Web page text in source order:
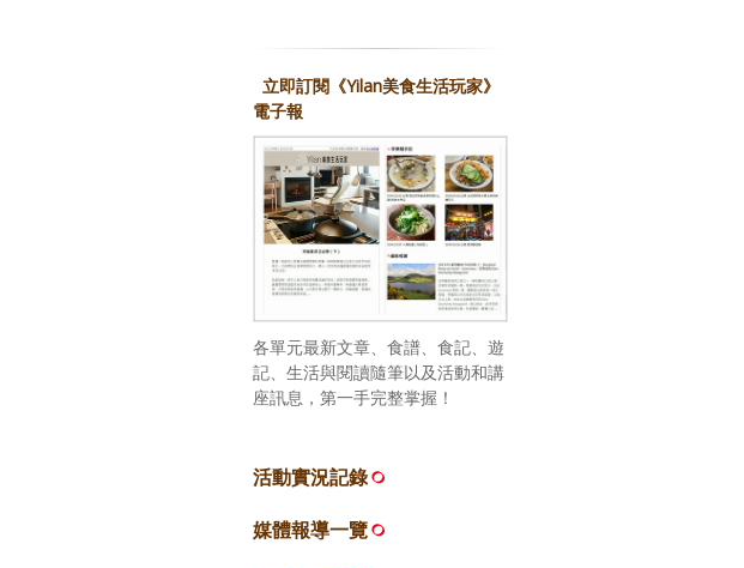
立即訂閱《Yilan美食生活玩家》
電子報
各單元最新文章、食譜、食記、遊
記、生活與閱讀隨筆以及活動和講
座訊息，第一手完整掌握！
活動實況記錄
媒體報導一覽